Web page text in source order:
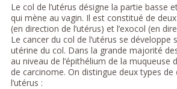
Le col de l’utérus désigne la partie basse
qui mène au vagin. Il est constitué de
(en direction de l’utérus) et l’exocol (en
Le cancer du col de l’utérus se développe
utérine du col. Dans la grande majorité
au niveau de l’épithélium de la muqueuse
de carcinome. On distingue deux types
l’utérus :